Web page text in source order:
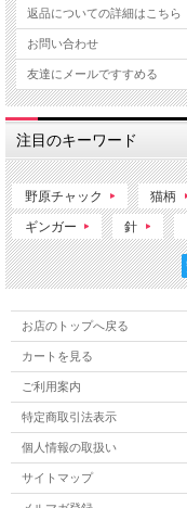
返品についての詳細はこちら
お問い合わせ
友達にメールですすめる
注目のキーワード
野原チャック 猫柄
ギンガー 針
お店のトップへ戻る
カートを見る
ご利用案内
特定商取引法表示
個人情報の取扱い
サイトマップ